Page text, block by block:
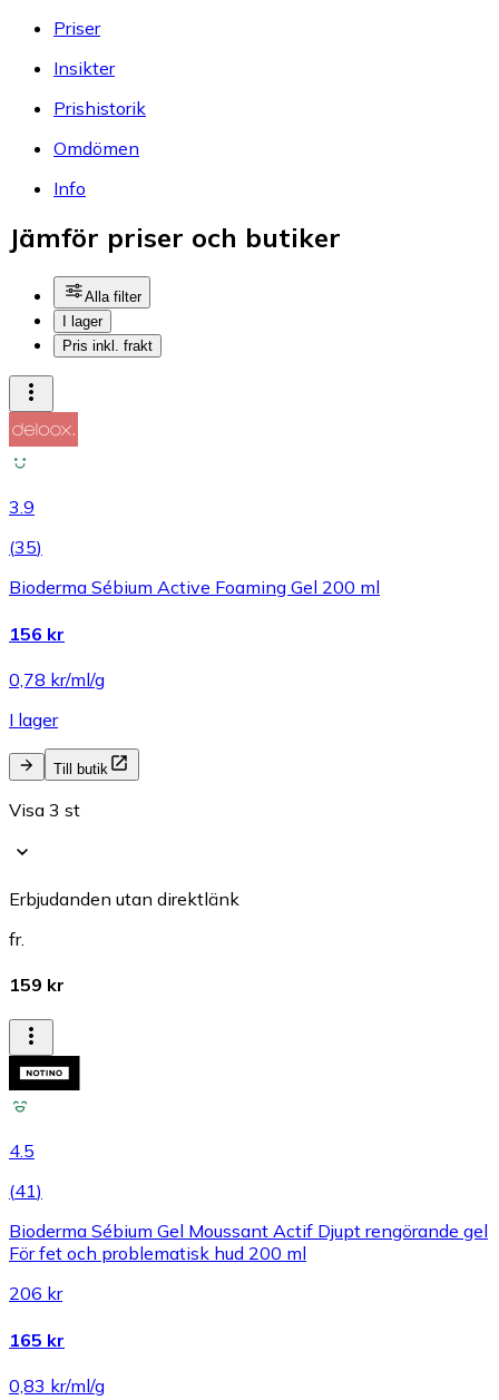
Priser
Insikter
Prishistorik
Omdömen
Info
Jämför priser och butiker
Alla filter
I lager
Pris inkl. frakt
3.9
(35)
Bioderma Sébium Active Foaming Gel 200 ml
156 kr
0,78 kr/ml/g
I lager
Till butik
Visa 3 st
Erbjudanden utan direktlänk
fr.
159 kr
4.5
(41)
Bioderma Sébium Gel Moussant Actif Djupt rengörande gel
För fet och problematisk hud 200 ml
206 kr
165 kr
0,83 kr/ml/g